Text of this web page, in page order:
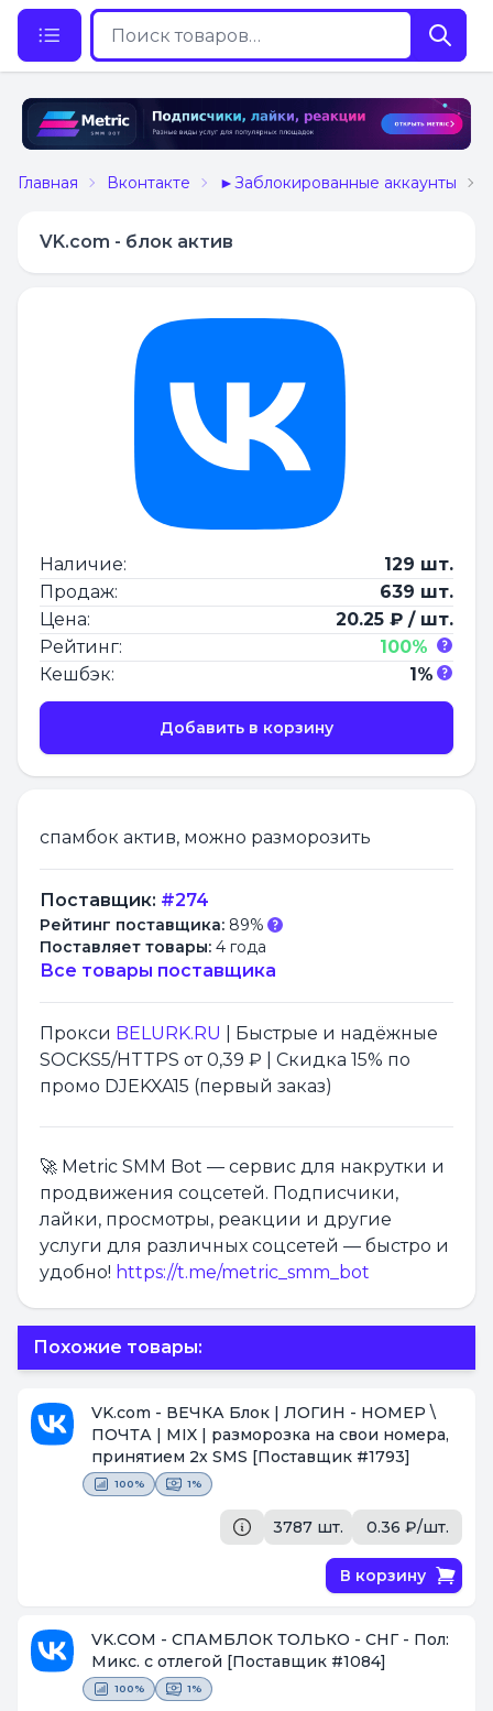
Главная Вконтакте ►Заблокированные аккаунты
VK.com - блок актив
спамбок актив, можно разморозить
Поставщик: #274
Рейтинг поставщика: 89%
Поставляет товары: 4 года
Все товары поставщика
Прокси BELURK.RU
| Быстрые и надёжные
SOCKS5/HTTPS от 0,39 ₽ | Скидка 15% по
промо DJEKXA15 (первый заказ)
🚀 Metric SMM Bot — сервис для накрутки и
продвижения соцсетей. Подписчики,
лайки, просмотры, реакции и другие
услуги для различных соцсетей — быстро и
удобно! https://t.me/metric_smm_bot
Наличие:
129 шт.
Продаж:
639 шт.
Цена:
20.25 ₽ / шт.
Рейтинг:
100%
Кешбэк:
1%
Добавить в корзину
Похожие товары:
VK.com - ВЕЧКА Блок | ЛОГИН - НОМЕР \
ПОЧТА | MIX | разморозка на свои номера,
принятием 2х SMS [Поставщик #1793]
100% 1%
3787 шт. 0.36 ₽/шт.
В корзину
VK.COM - СПАМБЛОК ТОЛЬКО - СНГ - Пол:
Микс. с отлегой [Поставщик #1084]
100% 1%